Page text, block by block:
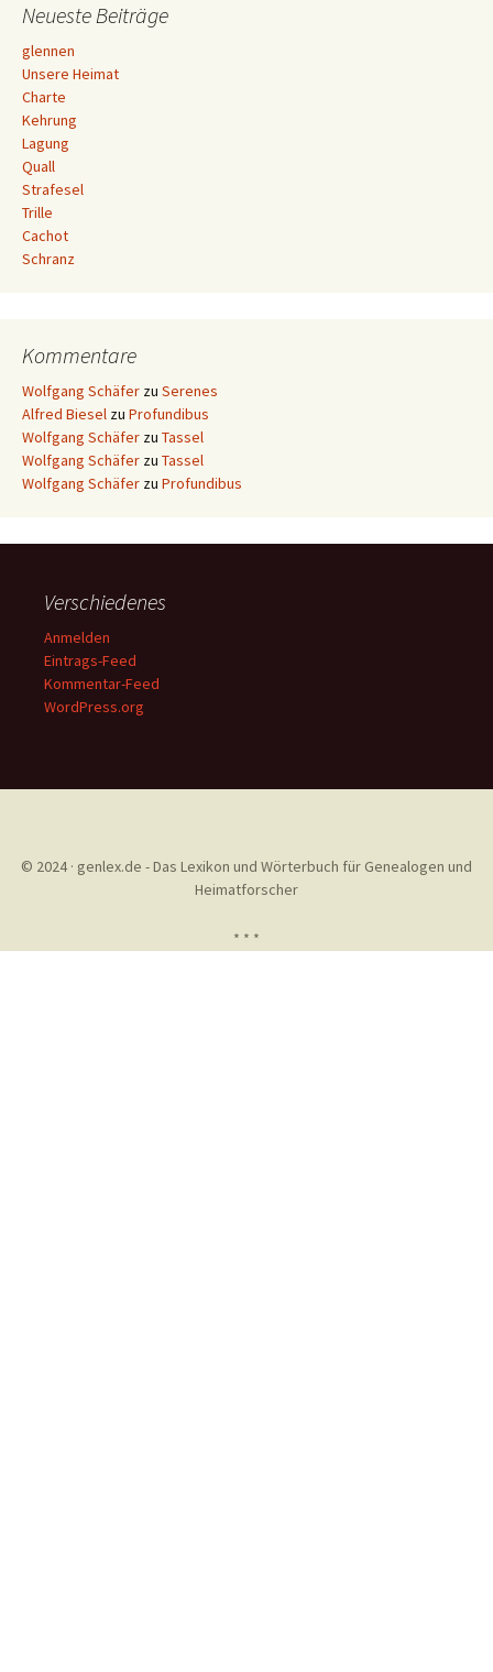
Neueste Beiträge
glennen
Unsere Heimat
Charte
Kehrung
Lagung
Quall
Strafesel
Trille
Cachot
Schranz
Kommentare
Wolfgang Schäfer zu Serenes
Alfred Biesel zu Profundibus
Wolfgang Schäfer zu Tassel
Wolfgang Schäfer zu Tassel
Wolfgang Schäfer zu Profundibus
Verschiedenes
Anmelden
Eintrags-Feed
Kommentar-Feed
WordPress.org
© 2024 · genlex.de - Das Lexikon und Wörterbuch für Genealogen und
Heimatforscher
* * *